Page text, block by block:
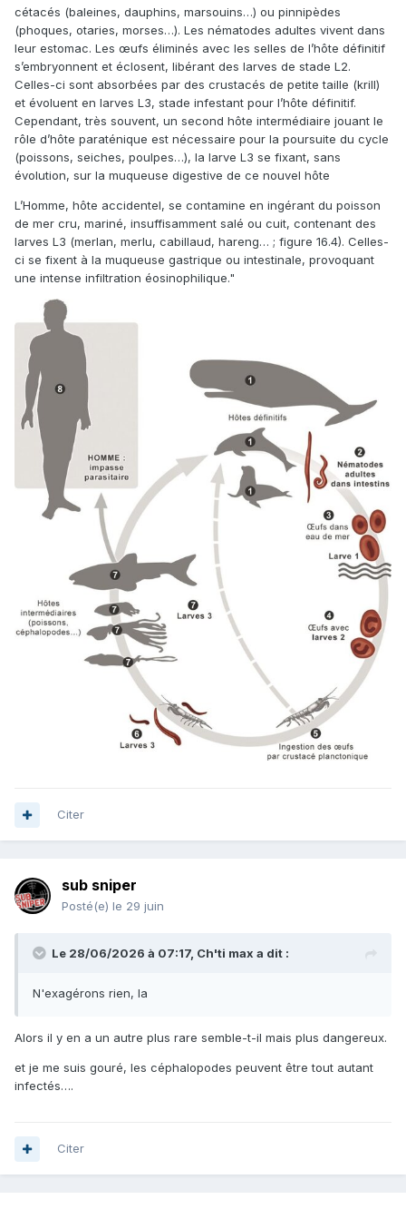
cétacés (baleines, dauphins, marsouins…) ou pinnipèdes
(phoques, otaries, morses…). Les nématodes adultes vivent dans
leur estomac. Les œufs éliminés avec les selles de l’hôte définitif
s’embryonnent et éclosent, libérant des larves de stade L2.
Celles-ci sont absorbées par des crustacés de petite taille (krill)
et évoluent en larves L3, stade infestant pour l’hôte définitif.
Cependant, très souvent, un second hôte intermédiaire jouant le
rôle d’hôte paraténique est nécessaire pour la poursuite du cycle
(poissons, seiches, poulpes…), la larve L3 se fixant, sans
évolution, sur la muqueuse digestive de ce nouvel hôte
L’Homme, hôte accidentel, se contamine en ingérant du poisson
de mer cru, mariné, insuffisamment salé ou cuit, contenant des
larves L3 (merlan, merlu, cabillaud, hareng… ; figure 16.4). Celles-
ci se fixent à la muqueuse gastrique ou intestinale, provoquant
une intense infiltration éosinophilique."
Citer
sub sniper
Posté(e) le 29 juin
Le 28/06/2026 à 07:17, Ch'ti max a dit :
N'exagérons rien, la
Alors il y en a un autre plus rare semble-t-il mais plus dangereux.
et je me suis gouré, les céphalopodes peuvent être tout autant
infectés….
Citer